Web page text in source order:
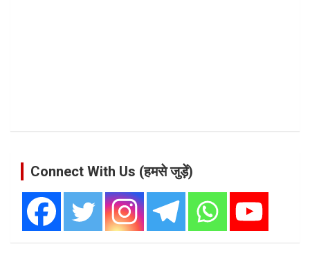
Connect With Us (हमसे जुड़ें)